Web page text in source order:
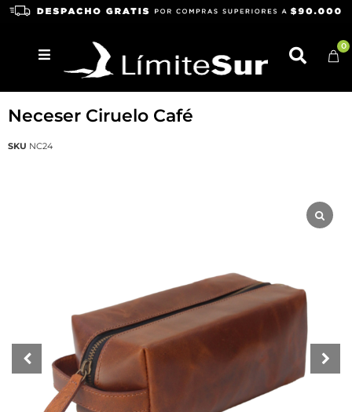
0
Neceser Ciruelo Café
SKU NC24